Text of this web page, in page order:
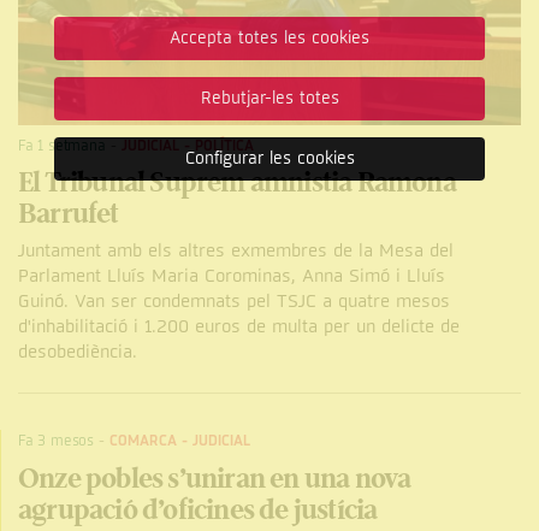
Fa 1 setmana POLÍTICA
El Tribunal Suprem amnistia Ramona
Barrufet
Juntament amb els altres exmembres de la Mesa del
Parlament Lluís Maria Corominas, Anna Simó i Lluís
Guinó. Van ser condemnats pel TSJC a quatre mesos
d'inhabilitació i 1.200 euros de multa per un delicte de
desobediència.
Fa 3 mesos - COMARCA - JUDICIAL
Onze pobles s’uniran en una nova
agrupació d’oficines de justícia
Accepta totes les cookies
Rebutjar-les totes
Configurar les cookies